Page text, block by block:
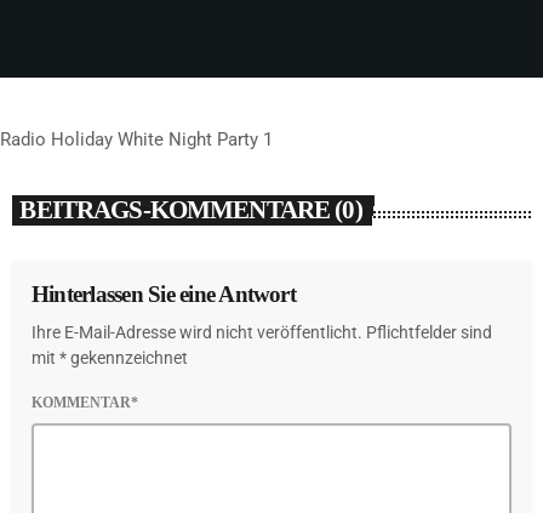
Radio Holiday White Night Party 1
BEITRAGS-KOMMENTARE (0)
Hinterlassen Sie eine Antwort
Ihre E-Mail-Adresse wird nicht veröffentlicht. Pflichtfelder sind
mit * gekennzeichnet
KOMMENTAR*